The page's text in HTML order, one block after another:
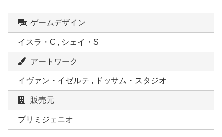
ゲームデザイン
イスラ・C , シェイ・S
アートワーク
イヴァン・イゼルテ , ドッサム・スタジオ
販売元
プリミジェニオ